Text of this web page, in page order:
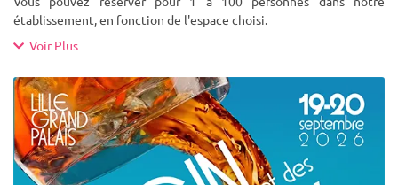
établissement, en fonction de l'espace choisi.
Voir Plus